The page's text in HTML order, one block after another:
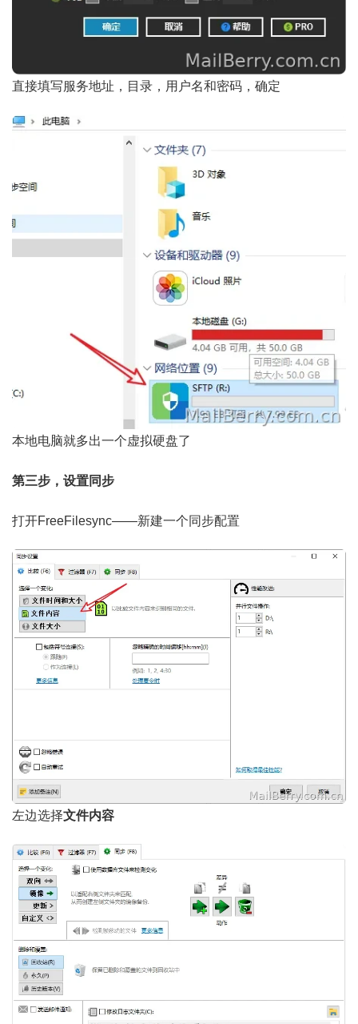
直接填写服务地址，目录，用户名和密码，确定
本地电脑就多出一个虚拟硬盘了
第三步，设置同步
打开FreeFilesync——新建一个同步配置
左边选择文件内容